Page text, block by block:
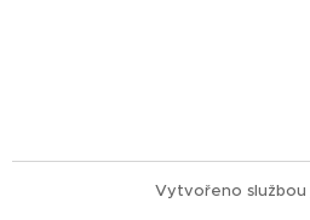
Vytvořeno službou